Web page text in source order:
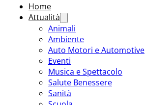
Home
Attualità
Animali
Ambiente
Auto Motori e Automotive
Eventi
Musica e Spettacolo
Salute Benessere
Sanità